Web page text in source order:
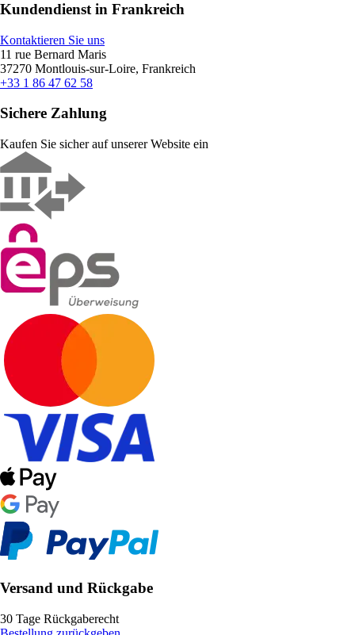
Kundendienst in Frankreich
Kontaktieren Sie uns
11 rue Bernard Maris
37270 Montlouis-sur-Loire, Frankreich
+33 1 86 47 62 58
Sichere Zahlung
Kaufen Sie sicher auf unserer Website ein
Versand und Rückgabe
30 Tage Rückgaberecht